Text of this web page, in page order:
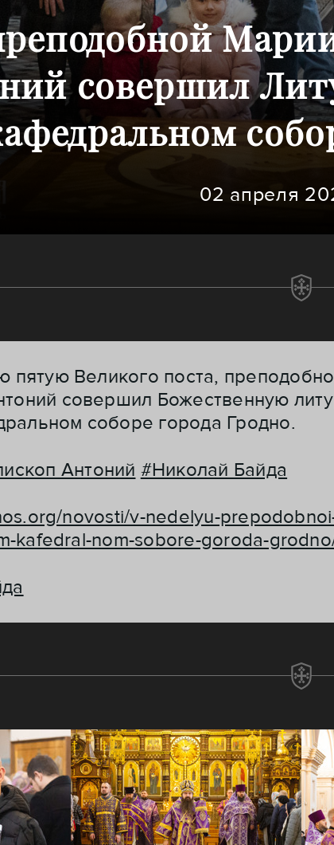
совершил
02 апреля
пятую Великого поста,
совершил Божественную
соборе города Гродно.
Антоний #Николай Байда
novosti/v-nedelyu-
kafedral-nom-sobore-goroda-